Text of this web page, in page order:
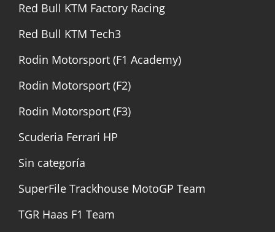
Red Bull KTM Factory Racing
Red Bull KTM Tech3
Rodin Motorsport (F1 Academy)
Rodin Motorsport (F2)
Rodin Motorsport (F3)
Scuderia Ferrari HP
Sin categoría
SuperFile Trackhouse MotoGP Team
TGR Haas F1 Team